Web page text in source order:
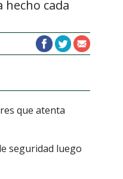
hecho cada
que atenta
seguridad luego